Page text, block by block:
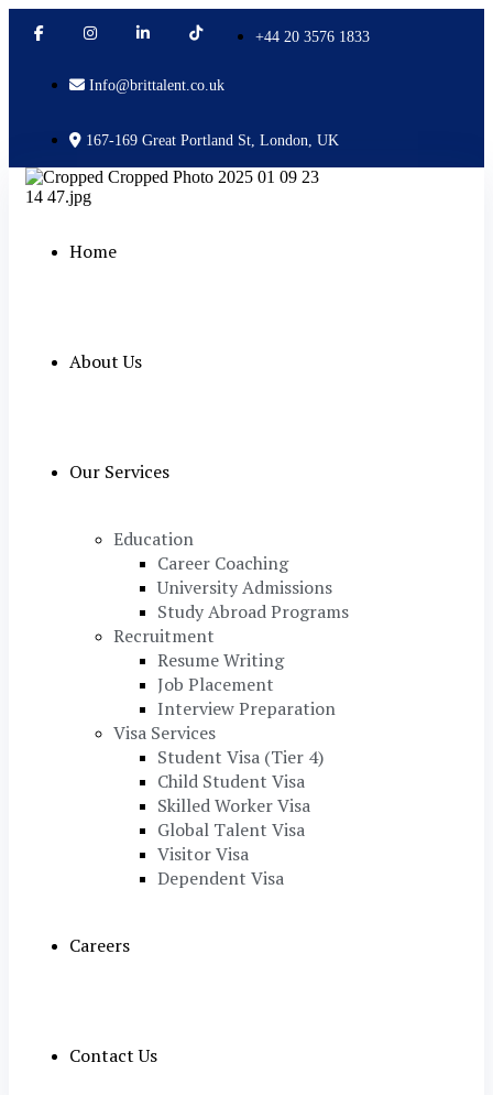
+44 20 3576 1833
Info@brittalent.co.uk
167-169 Great Portland St, London, UK
Home
About Us
Our Services
Education
Career Coaching
University Admissions
Study Abroad Programs
Recruitment
Resume Writing
Job Placement
Interview Preparation
Visa Services
Student Visa (Tier 4)
Child Student Visa
Skilled Worker Visa
Global Talent Visa
Visitor Visa
Dependent Visa
Careers
Contact Us